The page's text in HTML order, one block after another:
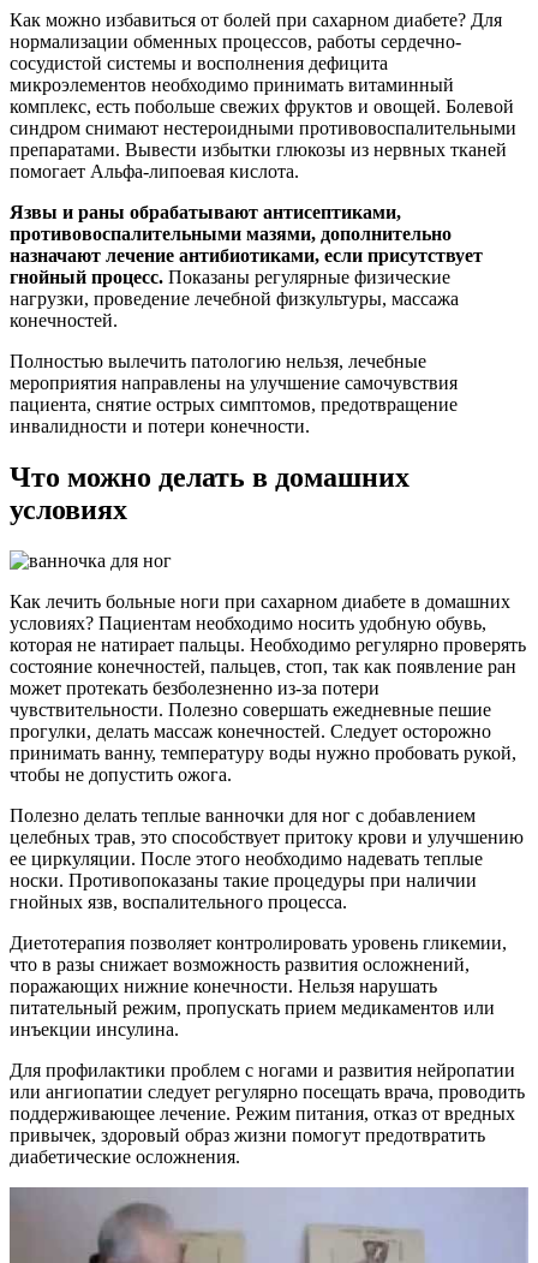
Как можно избавиться от болей при сахарном диабете? Для
нормализации обменных процессов, работы сердечно-
сосудистой системы и восполнения дефицита
микроэлементов необходимо принимать витаминный
комплекс, есть побольше свежих фруктов и овощей. Болевой
синдром снимают нестероидными противовоспалительными
препаратами. Вывести избытки глюкозы из нервных тканей
помогает Альфа-липоевая кислота.
Язвы и раны обрабатывают антисептиками,
противовоспалительными мазями, дополнительно
назначают лечение антибиотиками, если присутствует
гнойный процесс. Показаны регулярные физические
нагрузки, проведение лечебной физкультуры, массажа
конечностей.
Полностью вылечить патологию нельзя, лечебные
мероприятия направлены на улучшение самочувствия
пациента, снятие острых симптомов, предотвращение
инвалидности и потери конечности.
Что можно делать в домашних
условиях
Как лечить больные ноги при сахарном диабете в домашних
условиях? Пациентам необходимо носить удобную обувь,
которая не натирает пальцы. Необходимо регулярно проверять
состояние конечностей, пальцев, стоп, так как появление ран
может протекать безболезненно из-за потери
чувствительности. Полезно совершать ежедневные пешие
прогулки, делать массаж конечностей. Следует осторожно
принимать ванну, температуру воды нужно пробовать рукой,
чтобы не допустить ожога.
Полезно делать теплые ванночки для ног с добавлением
целебных трав, это способствует притоку крови и улучшению
ее циркуляции. После этого необходимо надевать теплые
носки. Противопоказаны такие процедуры при наличии
гнойных язв, воспалительного процесса.
Диетотерапия позволяет контролировать уровень гликемии,
что в разы снижает возможность развития осложнений,
поражающих нижние конечности. Нельзя нарушать
питательный режим, пропускать прием медикаментов или
инъекции инсулина.
Для профилактики проблем с ногами и развития нейропатии
или ангиопатии следует регулярно посещать врача, проводить
поддерживающее лечение. Режим питания, отказ от вредных
привычек, здоровый образ жизни помогут предотвратить
диабетические осложнения.